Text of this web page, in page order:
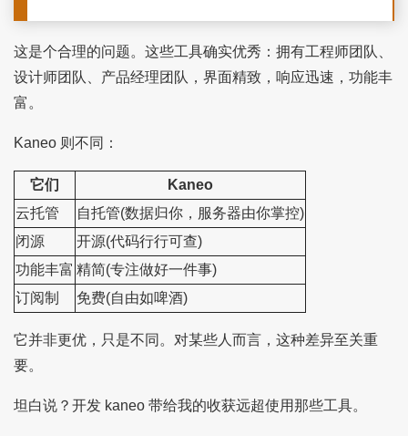
这是个合理的问题。这些工具确实优秀：拥有工程师团队、
设计师团队、产品经理团队，界面精致，响应迅速，功能丰
富。
Kaneo 则不同：
它们
Kaneo
云托管
自托管(数据归你，服务器由你掌控)
闭源
开源(代码行行可查)
功能丰富 精简(专注做好一件事)
订阅制
免费(自由如啤酒)
它并非更优，只是不同。对某些人而言，这种差异至关重
要。
坦白说？开发 kaneo 带给我的收获远超使用那些工具。